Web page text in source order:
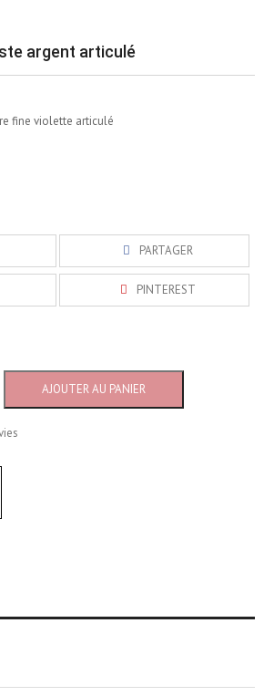
argent articulé
fine violette articulé
PARTAGER
PINTEREST
AJOUTER AU PANIER